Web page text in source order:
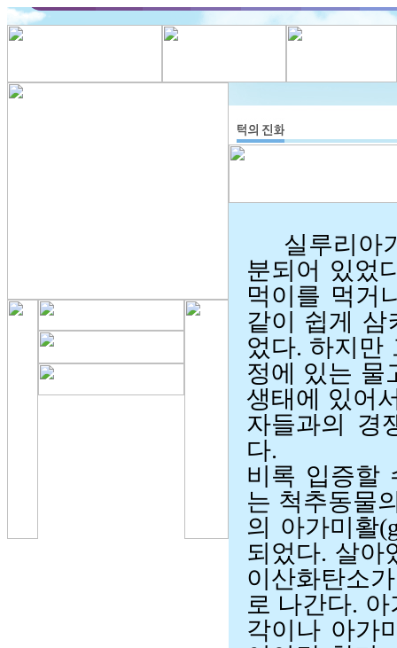
실루리아
분되어 있었
먹이를 먹거
같이 쉽게 삼
었다. 하지만
정에 있는 물
생태에 있어
자들과의 경
다.
비록 입증할
는 척추동물
의 아가미활
되었다. 살아
이산화탄소
로 나간다.
각이나 아가